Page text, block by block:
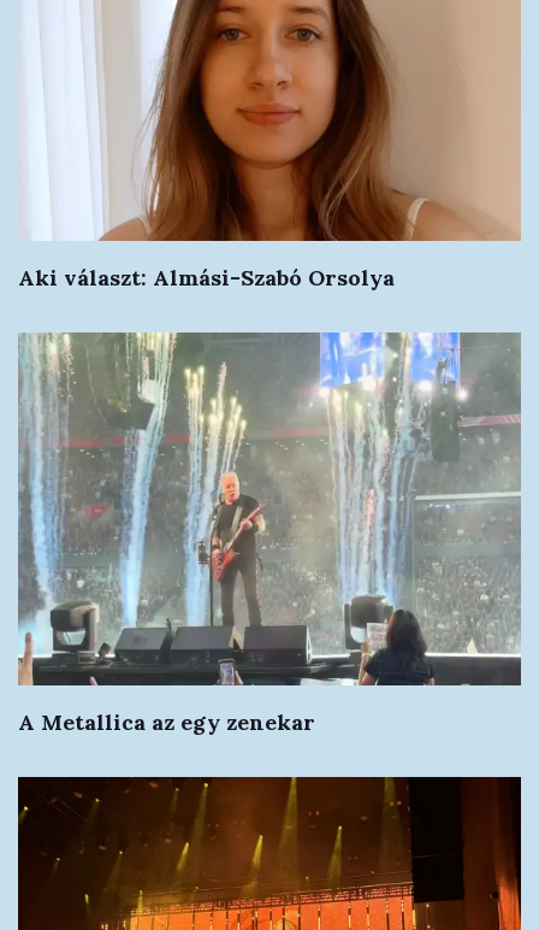
Aki választ: Almási-Szabó Orsolya
A Metallica az egy zenekar